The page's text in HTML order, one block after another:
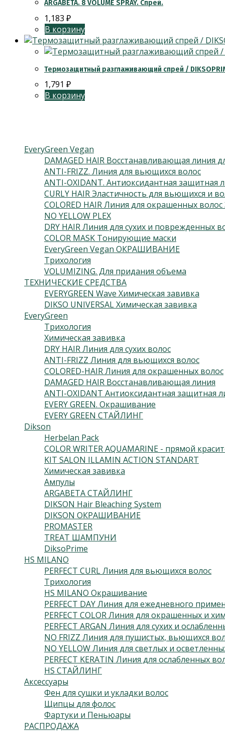
ARGABETA. 8 VOLUME SPRAY. Спрей.
1,183 ₽
В корзину
Термозащитный разглаживающий спрей / DIKSOPRIME
1,791 ₽
В корзину
EveryGreen Vegan
DAMAGED HAIR Восстанавливающая линия
ANTI-FRIZZ. Линия для вьющихся волос
ANTI-OXIDANT. Антиоксидантная защитная
CURLY HAIR Эластичность для вьющихся и
COLORED HAIR Линия для окрашенных
NO YELLOW PLEX
DRY HAIR Линия для сухих и поврежденных
COLOR MASK Тонирующие маски
EveryGreen Vegan ОКРАШИВАНИЕ
Трихология
VOLUMIZING. Для придания объема
ТЕХНИЧЕСКИЕ СРЕДСТВА
EVERYGREEN Wave Химическая завивка
DIKSO UNIVERSAL Химическая завивка
EveryGreen
Трихология
Химическая завивка
DRY HAIR Линия для сухих волос
ANTI-FRIZZ Линия для вьющихся волос
COLORED-HAIR Линия для окрашенных волос
DAMAGED HAIR Восстанавливающая линия
ANTI-OXIDANT Антиоксидантная защитная
EVERY GREEN. Окрашивание
EVERY GREEN СТАЙЛИНГ
Dikson
Herbelan Pack
COLOR WRITER AQUAMARINE - прямой
KIT SALON ILLAMIN ACTION STANDART
Химическая завивка
Ампулы
ARGABETA СТАЙЛИНГ
DIKSON Hair Bleaching System
DIKSON ОКРАШИВАНИЕ
PROMASTER
TREAT ШАМПУНИ
DiksoPrime
HS MILANO
PERFECT CURL Линия для вьющихся волос
Трихология
HS MILANO Окрашивание
PERFECT DAY Линия для ежедневного
PERFECT COLOR Линия для окрашенных и
PERFECT ARGAN Линия для сухих и
NO FRIZZ Линия для пушистых, вьющихся
NO YELLOW Линия для светлых и
PERFECT KERATIN Линия для ослабленных
HS СТАЙЛИНГ
Аксессуары
Фен для сушки и укладки волос
Щипцы для фолос
Фартуки и Пеньюары
РАСПРОДАЖА